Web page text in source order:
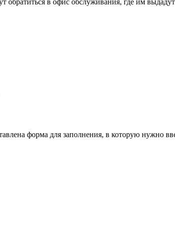
форма для заполнения, в которую нужно